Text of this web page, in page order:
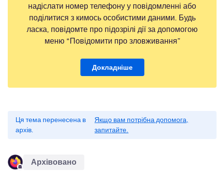
надіслати номер телефону у повідомленні або
поділитися з кимось особистими даними. Будь
ласка, повідомте про підозрілі дії за допомогою
меню “Повідомити про зловживання”
Докладніше
Ця тема перенесена в
архів.
Якщо вам потрібна допомога,
запитайте.
Архівовано